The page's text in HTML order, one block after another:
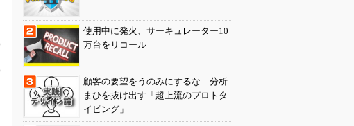
使用中に発火、サーキュレーター10
万台をリコール
顧客の要望をうのみにするな 分析
まひを抜け出す「超上流のプロトタ
イピング」